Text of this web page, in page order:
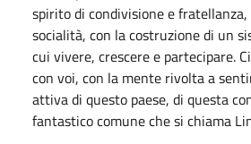
spirito di condivisione e fratellanza,
socialità, con la costruzione di un
cui vivere, crescere e partecipare.
con voi, con la mente rivolta a
attiva di questo paese, di questa
fantastico comune che si chiama